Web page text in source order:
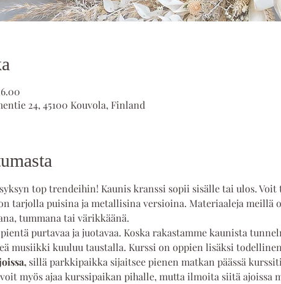
24, 45100 Kouvola, Finland
top trendeihin! Kaunis kranssi sopii sisälle tai ulos. Voit
tarjolla puisina ja metallisina versioina. Materiaaleja meillä
tummana tai värikkäänä.
purtavaa ja juotavaa. Koska rakastamme kaunista
musiikki kuuluu taustalla. Kurssi on oppien lisäksi
sillä parkkipaikka sijaitsee pienen matkan päässä
myös ajaa kurssipaikan pihalle, mutta ilmoita siitä ajoissa